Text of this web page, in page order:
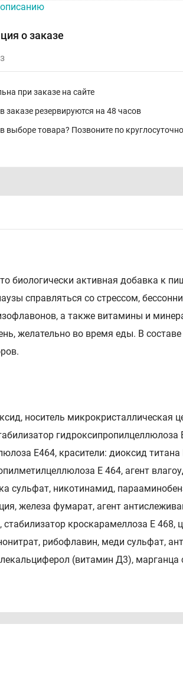
о заказе
при заказе на сайте
заказе резервируются на 48 часов
выборе товара? Позвоните по
биологически активная добавка к
справляться со стрессом,
а также витамины и
желательно во время еды. В
носитель микрокристаллическая
гидроксипропилцеллюлоза
Е464, красители: диоксид
Е 464, агент
сульфат, никотинамид,
железа фумарат, агент
стабилизатор кроскарамеллоза Е
рибофлавин, меди сульфат,
(витамин Д3), марганца